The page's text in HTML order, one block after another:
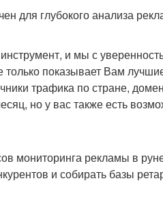
для глубокого анализа
и мы с
показывает Вам
трафика по стране,
но у вас также есть
мониторинга рекламы в
и собирать базы